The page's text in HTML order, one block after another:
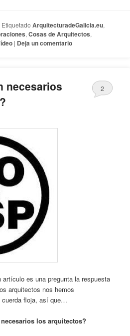
Etiquetado ArquitecturadeGalicia.eu,
,Cosas de Arquitectos,
| Deja un comentario
necesarios
2
es una pregunta la respuesta
arquitectos nos hemos
cuerda floja, así que…
los arquitectos?